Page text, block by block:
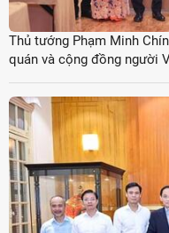
Thủ tướng Phạm Minh
quán và cộng đồng người